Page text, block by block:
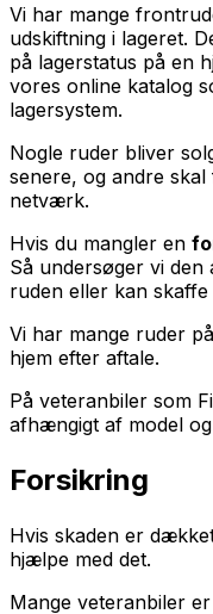
Vi har mange
udskiftning i lageret.
på lagerstatus på en
vores online katalog
lagersystem.
Nogle ruder bliver
senere, og andre
netværk.
Hvis du mangler en
Så undersøger vi
ruden eller kan skaffe
Vi har mange ruder
hjem efter aftale.
På veteranbiler som
afhængigt af model
Forsikring
Hvis skaden er
hjælpe med det.
Mange veteranbiler